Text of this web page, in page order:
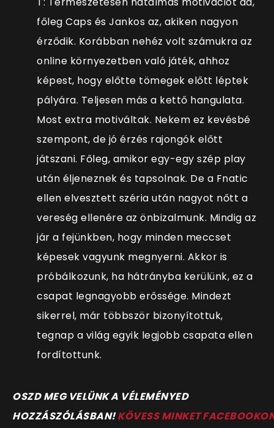
főleg Caps és Jankos az, akiken nagyon
érződik. Korábban nehéz volt számukra az
online környezetben való játék, ahhoz
képest, hogy előtte tömegek előtt léptek
pályára. Teljesen más a kettő hangulata.
Most extra motiváltak. Nekem ez kevésbé
szempont, de jó érzés rajongók előtt
játszani. Főleg, amikor egy-egy szép play
után éljeneznek és tapsolnak. De a Fnatic
ellen elvesztett széria után nagyot nőtt a
vereség ellenére az önbizalmunk. Mindig az
jár a fejünkben, hogy minden meccset
képesek vagyunk megnyerni. Akkor is
próbálkozunk, ha hátrányba kerülünk, ez a
csapat legnagyobb erőssége. Mindezt
sikerrel, már többször bizonyítottuk,
tegnap a világ egyik legjobb csapata ellen
fordítottunk.
OSZD MEG VELÜNK A VÉLEMÉNYED
HOZZÁSZÓLÁSBAN!KÖVESS MINKET